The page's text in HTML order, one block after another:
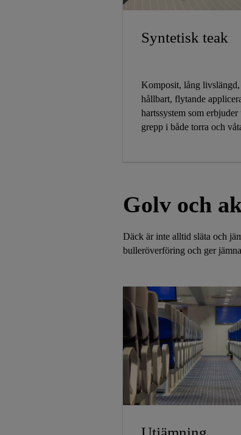
Syntetisk teak
Komposit, lång livslängd,
hållbart, flytande
hartssystem som
grepp i både torra och
lösningsmedel.
Golv och
Däck är inte alltid släta och
bulleröverföring och ger